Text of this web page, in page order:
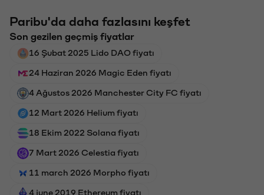
Paribu'da daha fazlasını keşfet
Son gezilen geçmiş fiyatlar
16 Şubat 2025 Lido DAO fiyatı
24 Haziran 2026 Magic Eden fiyatı
4 Ağustos 2026 Manchester City FC fiyatı
12 Mart 2026 Helium fiyatı
18 Ekim 2022 Solana fiyatı
7 Mart 2026 Celestia fiyatı
11 march 2026 Morpho fiyatı
4 june 2019 Ethereum fiyatı